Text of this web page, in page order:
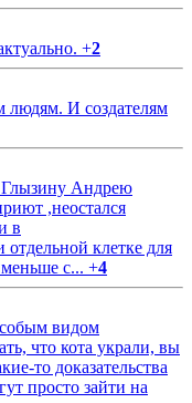
+2
И создателям
Глызину Андрею
,неостался
в
клетке для
с... +4
видом
что кота украли, вы
то доказательства
просто зайти на